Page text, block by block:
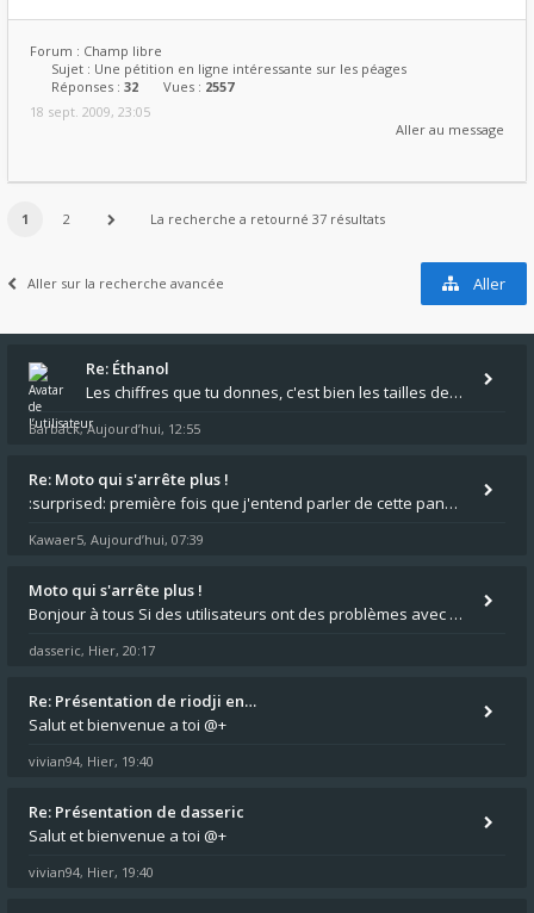
Forum : Champ libre
Sujet : Une pétition en ligne intéressante sur les péages
Réponses : 32 Vues : 2557
18 sept. 2009, 23:05
Aller au message
1 2 La recherche a retourné 37 résultats
Aller sur la recherche avancée Aller
Re: Éthanol
Les chiffres que tu donnes, c'est bien les tailles de gicleur ? Par contre tes "-2 tours" à quoi correspondent t'ils ?
Barback,Aujourd’hui, 12:55
Re: Moto qui s'arrête plus !
:surprised: première fois que j'entend parler de cette panne ,ta moto aurait été maraboutée? :pretre:
Kawaer5, Aujourd’hui, 07:39
Moto qui s'arrête plus !
Bonjour à tous Si des utilisateurs ont des problèmes avec leur moto qui démarre plus, la mienne ne coupe plus :?: - Je
dasseric, Hier, 20:17
Re: Présentation de riodji en…
Salut et bienvenue a toi @+
vivian94, Hier, 19:40
Re: Présentation de dasseric
Salut et bienvenue a toi @+
vivian94, Hier, 19:40